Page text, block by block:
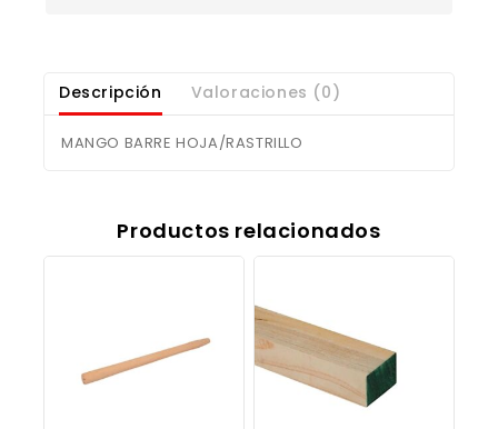
Descripción Valoraciones (0)
MANGO BARRE HOJA/RASTRILLO
Productos relacionados